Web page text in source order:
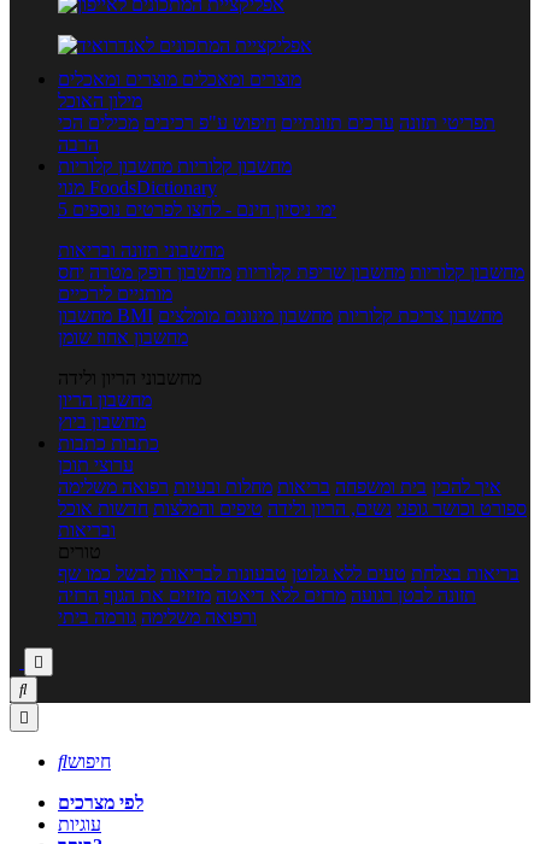
מוצרים ומאכלים מוצרים ומאכלים
מילון האוכל
תפריטי תזונה ערכים תזונתיים חיפוש ע"פ רכיבים מכילים הכי
הרבה
מחשבון קלוריות מחשבון קלוריות
מנוי FoodsDictionary
5 ימי ניסיון חינם - לחצו לפרטים נוספים
מחשבוני תזונה ובריאות
מחשבון קלוריות מחשבון שריפת קלוריות מחשבון דופק מטרה יחס
מותניים לירכיים
מחשבון BMI
מחשבון צריכת קלוריות מחשבון מינונים מומלצים
מחשבון אחוז שומן
מחשבוני הריון ולידה
מחשבון הריון
מחשבון ביוץ
כתבות כתבות
ערוצי תוכן
איך להכין בית ומשפחה בריאות מחלות ובעיות רפואה משלימה
ספורט וכושר גופני נשים, הריון ולידה טיפים והמלצות חדשות אוכל
ובריאות
טורים
בריאות בצלחת טעים ללא גלוטן טבעונות לבריאות לבשל כמו שף
תזונה לבטן רגועה מרזים ללא דיאטה מזיזים את הגוף הרזיה
ורפואה משלימה גורמה ביתי



חיפוש
לפי מצרכים
עוגיות